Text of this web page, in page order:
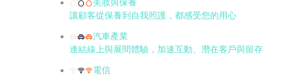
美妝與保養
讓顧客從保養到自我照護，都感受您的用心
汽車產業
連結線上與展間體驗，加速互動、潛在客戶與留存
電信